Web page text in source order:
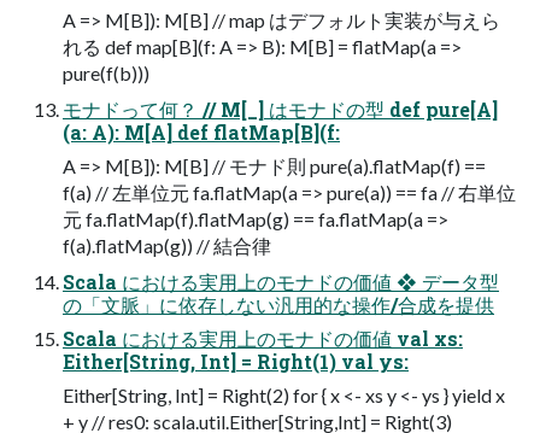
A => M[B]): M[B] // map はデフォルト実装が与えら
れる def map[B](f: A => B): M[B] = flatMap(a =>
pure(f(b)))
モナドって何？ // M[_] はモナドの型 def pure[A]
(a: A): M[A] def flatMap[B](f:
A => M[B]): M[B] // モナド則 pure(a).flatMap(f) ==
f(a) // 左単位元 fa.flatMap(a => pure(a)) == fa // 右単位
元 fa.flatMap(f).flatMap(g) == fa.flatMap(a =>
f(a).flatMap(g)) // 結合律
Scala における実用上のモナドの価値 ❖ データ型
の「文脈」に依存しない汎用的な操作/合成を提供
Scala における実用上のモナドの価値 val xs:
Either[String, Int] = Right(1) val ys:
Either[String, Int] = Right(2) for { x <- xs y <- ys } yield x
+ y // res0: scala.util.Either[String,Int] = Right(3)